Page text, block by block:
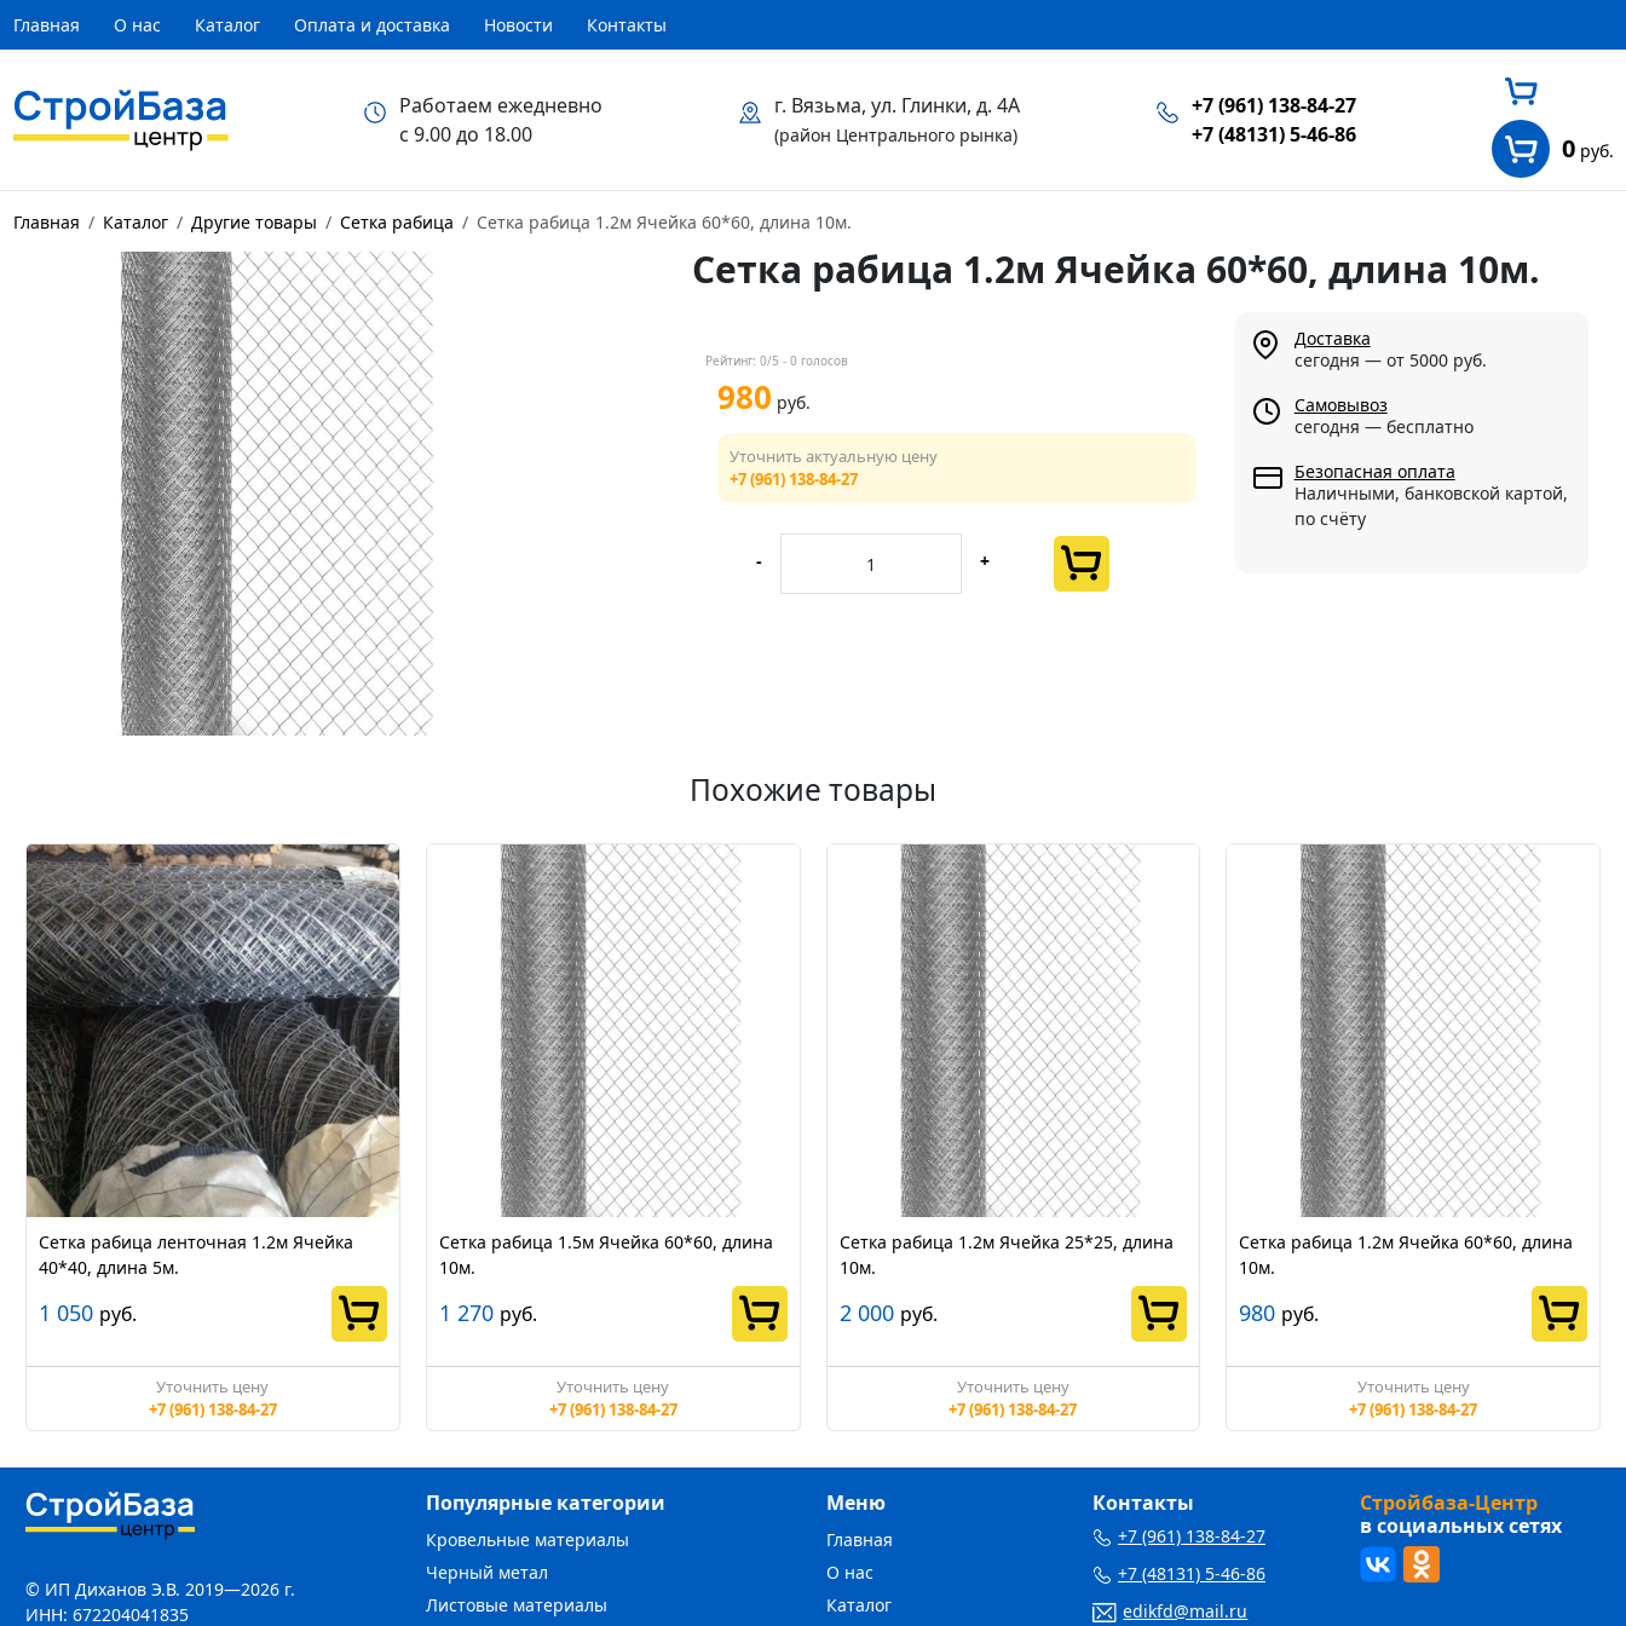
Главная О нас Каталог Оплата и доставка Новости Контакты
Работаем ежедневно
с 9.00 до 18.00
г. Вязьма, ул. Глинки, д. 4А
(район Центрального рынка)
+7 (961) 138-84-27
+7 (48131) 5-46-86
0руб.
Главная Каталог Другие товары Сетка рабица Сетка рабица 1.2м Ячейка 60*60, длина 10м.
Сетка рабица 1.2м Ячейка 60*60, длина 10м.
Рейтинг: 0/5 - 0 голосов
980 руб.
Уточнить актуальную цену
+7 (961) 138-84-27
- +
Доставка
сегодня — от 5000 руб.
Самовывоз
сегодня — бесплатно
Безопасная оплата
Наличными, банковской картой,
по счёту
Похожие товары
Сетка рабица ленточная 1.2м Ячейка
40*40, длина 5м.
1 050 руб.
Уточнить цену
+7 (961) 138-84-27
Сетка рабица 1.5м Ячейка 60*60, длина
10м.
1 270 руб.
Уточнить цену
+7 (961) 138-84-27
Сетка рабица 1.2м Ячейка 25*25, длина
10м.
2 000 руб.
Уточнить цену
+7 (961) 138-84-27
Сетка рабица 1.2м Ячейка 60*60, длина
10м.
980 руб.
Уточнить цену
+7 (961) 138-84-27
© ИП Диханов Э.В. 2019—2026 г.
ИНН: 672204041835
Популярные категории
Кровельные материалы
Черный метал
Листовые материалы
Меню
Главная
О нас
Каталог
Контакты
+7 (961) 138-84-27
+7 (48131) 5-46-86
edikfd@mail.ru
Стройбаза-Центр
в социальных сетях